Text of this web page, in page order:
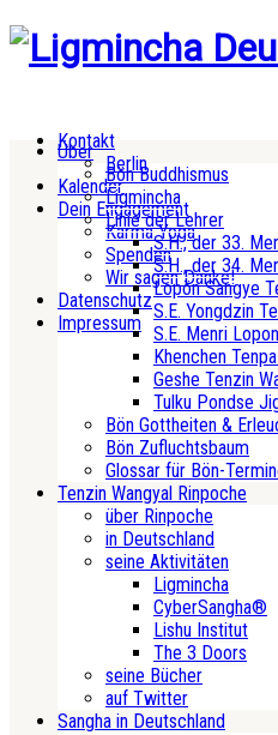
Kontakt
Berlin
Kalender
Dein Engagement
Karma Yoga
Spenden
Wir sagen Danke!
Datenschutz
Impressum
Über
Bön Buddhismus
Ligmincha
Linie der Lehrer
S.H., der 33.
S.H., der 34.
Lopön Sangye
S.E. Yongdzin
S.E. Menri
Khenchen
Geshe Tenzin
Tulku Pondse
Bön Gottheiten &
Bön Zufluchtsbaum
Glossar für Bön-
Tenzin Wangyal Rinpoche
über Rinpoche
in Deutschland
seine Aktivitäten
Ligmincha
CyberSangha®
Lishu Institut
The 3 Doors
seine Bücher
auf Twitter
Sangha in Deutschland